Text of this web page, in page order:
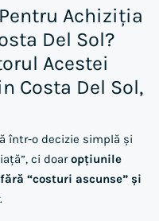
Achiziția
Del Sol?
Acestei
Costa Del Sol,
într-o decizie simplă și
ci doaropțiunile
“costuri ascunse” și